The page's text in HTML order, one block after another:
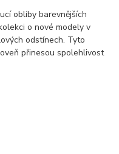
obliby barevnějších
o nové modely v
odstínech. Tyto
přinesou spolehlivost